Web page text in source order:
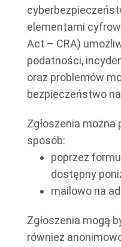
elementami
Act – CRA)
podatności,
oraz problemów
bezpieczeństwo
Zgłoszenia
sposób:
poprzez
dostępny
mailowo na
Zgłoszenia mogą
również